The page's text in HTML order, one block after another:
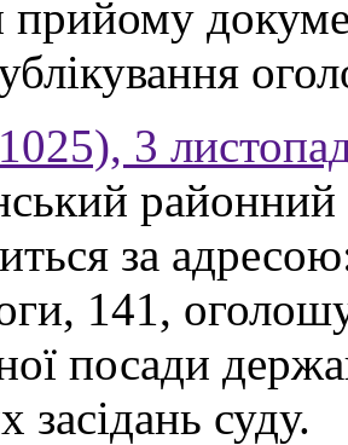
прийому
3
за
141,
посади
засідань суду.